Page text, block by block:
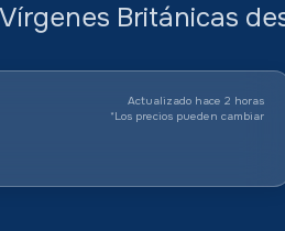
Británicas
Actualizado hace 2 horas
*Los precios pueden cambiar